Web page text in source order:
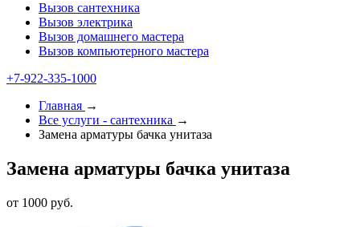
Вызов сантехника
Вызов электрика
Вызов домашнего мастера
Вызов компьютерного мастера
+7-922-335-1000
Главная →
Все услуги - cантехника →
Замена арматуры бачка унитаза
Замена арматуры бачка унитаза
от 1000 руб.